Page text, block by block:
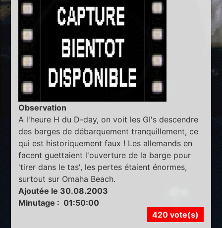
Observation
A l'heure H du D-day, on voit les GI's descendre
des barges de débarquement tranquillement, ce
qui est historiquement faux ! Les allemands en
facent guettaient l'ouverture de la barge pour
'tirer dans le tas', les pertes étaient énormes,
surtout sur Omaha Beach.
Ajoutée le 30.08.2003
Minutage : 01:50:00
420 vote(s)